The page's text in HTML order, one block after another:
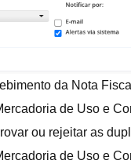
da Nota
de Uso e
ou rejeitar as
de Uso e